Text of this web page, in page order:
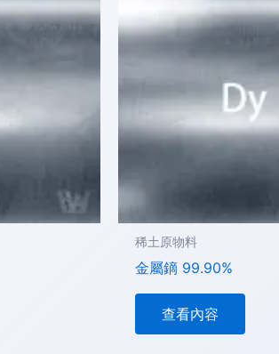
稀土原物料
金屬鏑 99.90%
查看內容